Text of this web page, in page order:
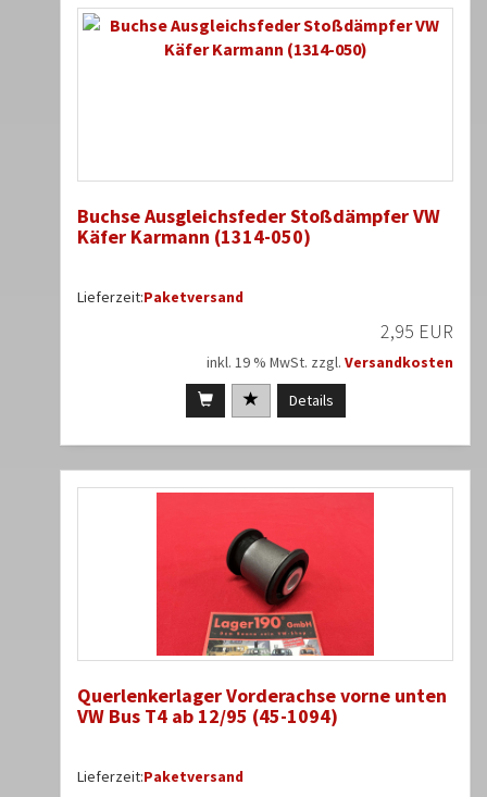
Buchse Ausgleichsfeder Stoßdämpfer VW
Käfer Karmann (1314-050)
Lieferzeit:Paketversand
2,95 EUR
inkl. 19 % MwSt. zzgl. Versandkosten
Details
Querlenkerlager Vorderachse vorne unten
VW Bus T4 ab 12/95 (45-1094)
Lieferzeit:Paketversand